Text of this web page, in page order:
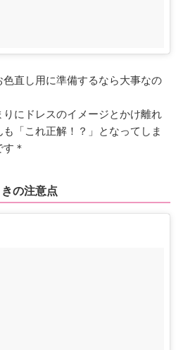
直し用に準備するなら大事なの
にドレスのイメージとかけ離れ
「これ正解！？」となってしま
＊
の注意点